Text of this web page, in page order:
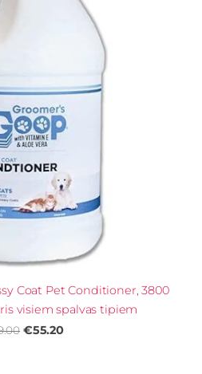
Coat Pet Conditioner, 3800
visiem spalvas tipiem
€55.20